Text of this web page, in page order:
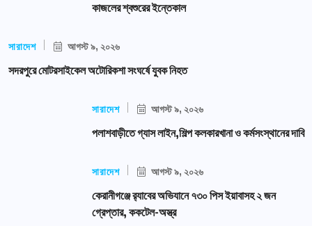
কাজলের শ্বশুরের ইন্তেকাল
সারাদেশ আগস্ট ৯, ২০২৬
সদরপুরে মোটরসাইকেল অটোরিকশা সংঘর্ষে যুবক নিহত
সারাদেশ আগস্ট ৯, ২০২৬
পলাশবাড়ীতে গ্যাস লাইন,শিল্প কলকারখানা ও কর্মসংস্থানের দাবি
সারাদেশ আগস্ট ৯, ২০২৬
কেরানীগঞ্জে র‍্যাবের অভিযানে ৭৩০ পিস ইয়াবাসহ ২ জন
গ্রেপ্তার, ককটেল-অস্ত্র